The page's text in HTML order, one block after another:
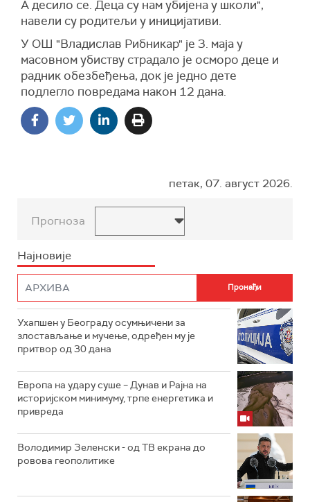
А десило се. Деца су нам убијена у школи",
навели су родитељи у иницијативи.
У ОШ "Владислав Рибникар" је 3. маја у
масовном убиству страдало je осморо деце и
радник обезбеђења, док је једно дете
подлегло повредама након 12 дана.
петак, 07. август 2026.
Прогноза
Најновије
Ухапшен у Београду осумњичени за
злостављање и мучење, одређен му је
притвор од 30 дана
Европа на удару суше – Дунав и Рајна на
историјском минимуму, трпе енергетика и
привреда
Володимир Зеленски - од ТВ екрана до
ровова геополитике